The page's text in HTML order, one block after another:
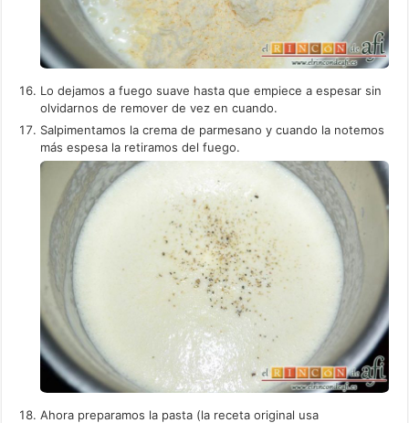
Lo dejamos a fuego suave hasta que empiece a espesar sin
olvidarnos de remover de vez en cuando.
Salpimentamos la crema de parmesano y cuando la notemos
más espesa la retiramos del fuego.
Ahora preparamos la pasta (la receta original usa